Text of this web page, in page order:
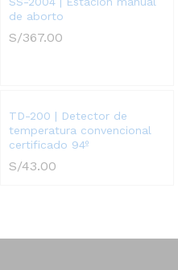
de aborto
S/367.00
TD-200 | Detector de
temperatura convencional
certificado 94º
S/43.00